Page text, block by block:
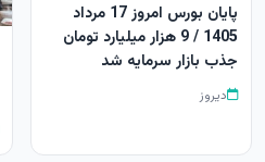
پایان بورس امروز 17 مرداد
1405 / 9 هزار میلیارد تومان
جذب بازار سرمایه شد
دیروز